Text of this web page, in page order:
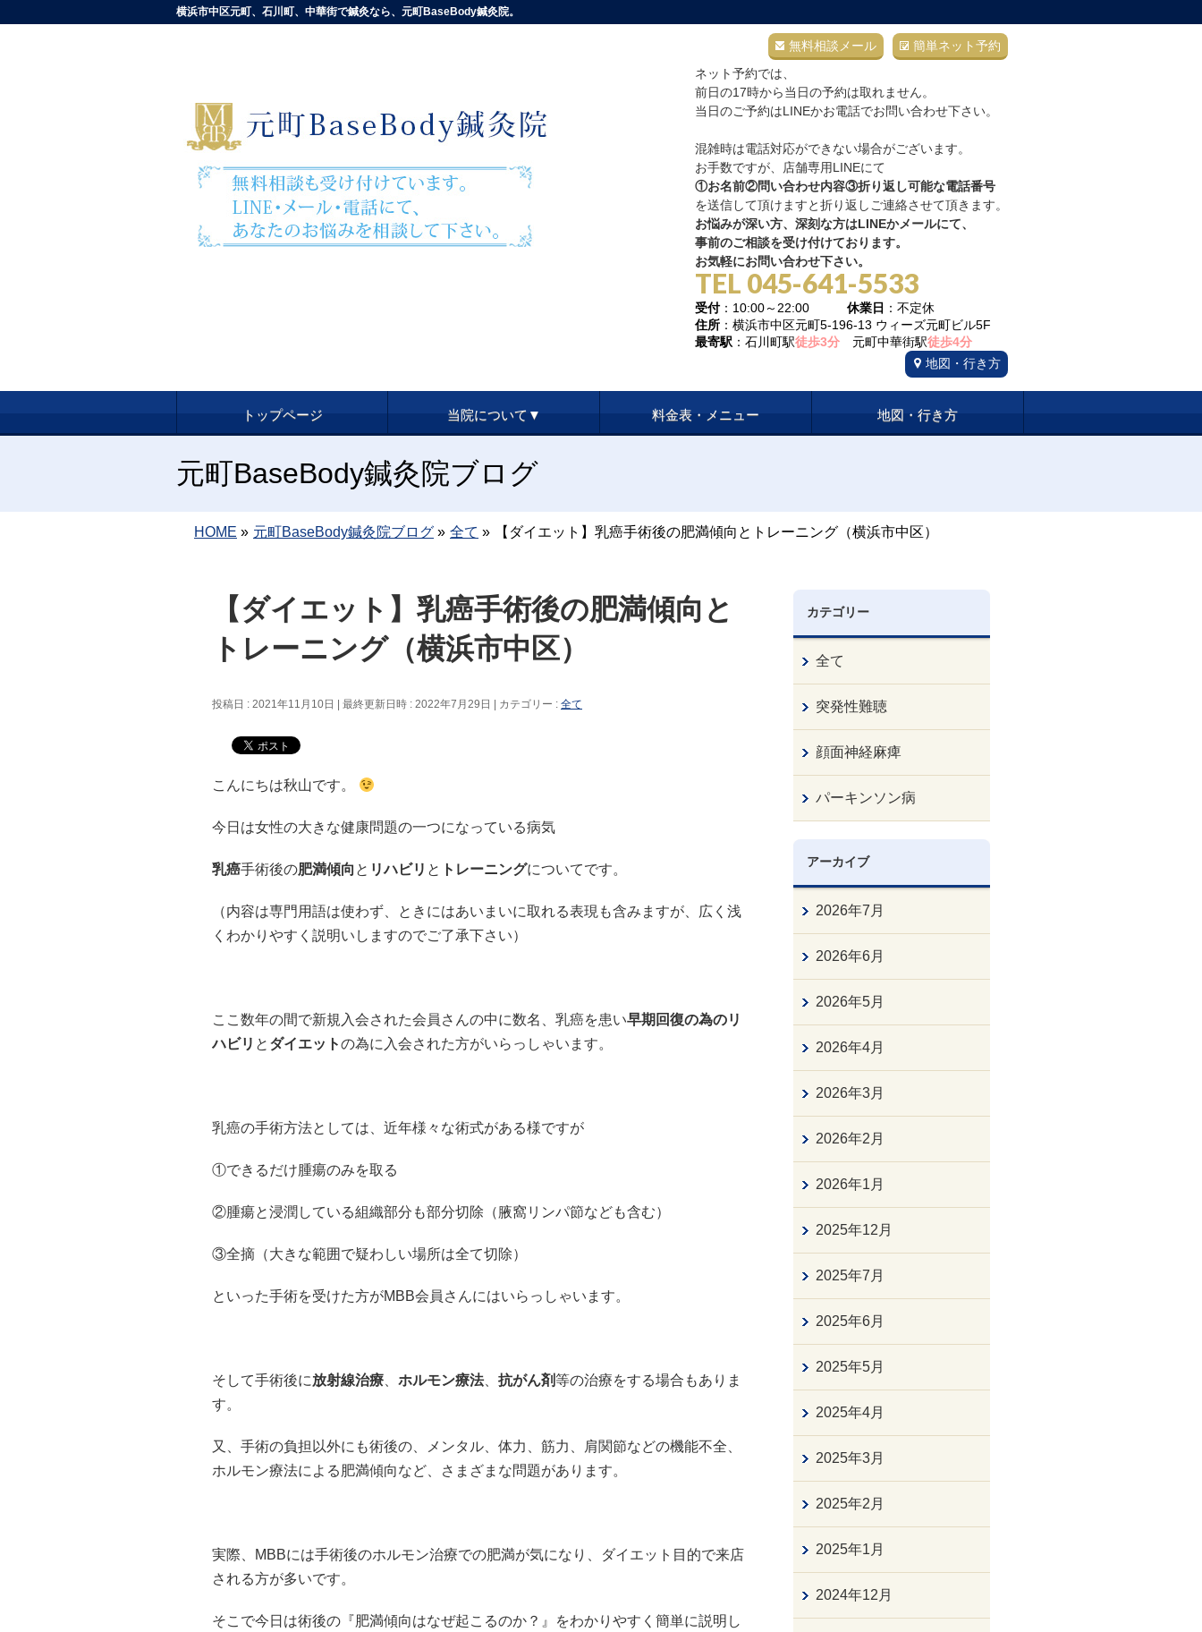
横浜市中区元町、石川町、中華街で鍼灸なら、元町BaseBody鍼灸院。
簡単ネット予約
無料相談メール
ネット予約では、
前日の17時から当日の予約は取れません。
当日のご予約はLINEかお電話でお問い合わせ下さい。
混雑時は電話対応ができない場合がございます。
お手数ですが、店舗専用LINEにて
①お名前②問い合わせ内容③折り返し可能な電話番号
を送信して頂けますと折り返しご連絡させて頂きます。
お悩みが深い方、深刻な方はLINEかメールにて、
事前のご相談を受け付けております。
お気軽にお問い合わせ下さい。
TEL 045-641-5533
受付：10:00～22:00 休業日 ：不定休
住所 ：横浜市中区元町5-196-13 ウィーズ元町ビル5F
最寄駅 ：石川町駅徒歩3分 元町中華街駅徒歩4分
地図・行き方
トップページ 当院について▼ 料金表・メニュー 地図・行き方
元町BaseBody鍼灸院ブログ
HOME » 元町BaseBody鍼灸院ブログ » 全て » 【ダイエット】乳癌手術後の肥満傾向とトレーニング（横浜市中区）
【ダイエット】乳癌手術後の肥満傾向と
トレーニング（横浜市中区）
投稿日 : 2021年11月10日 最終更新日時 : 2022年7月29日 カテゴリー : 全て
こんにちは秋山です。
今日は女性の大きな健康問題の一つになっている病気
乳癌手術後の肥満傾向 と リハビリ と トレーニングについてです。
（内容は専門用語は使わず、ときにはあいまいに取れる表現も含みますが、広く浅
くわかりやすく説明いしますのでご了承下さい）
ここ数年の間で新規入会された会員さんの中に数名、乳癌を患い早期回復の為のリ
ハビリ と ダイエットの為に入会された方がいらっしゃいます。
乳癌の手術方法としては、近年様々な術式がある様ですが
①できるだけ腫瘍のみを取る
②腫瘍と浸潤している組織部分も部分切除（腋窩リンパ節なども含む）
③全摘（大きな範囲で疑わしい場所は全て切除）
といった手術を受けた方がMBB会員さんにはいらっしゃいます。
そして手術後に放射線治療 ホルモン療法、 抗がん剤等の治療をする場合もありま
す。
又、手術の負担以外にも術後の、メンタル、体力、筋力、肩関節などの機能不全、
ホルモン療法による肥満傾向など、さまざまな問題があります。
実際、MBBには手術後のホルモン治療での肥満が気になり、ダイエット目的で来店
される方が多いです。
そこで今日は術後の『肥満傾向はなぜ起こるのか？』をわかりやすく簡単に説明し
カテゴリー
全て
突発性難聴
顔面神経麻痺
パーキンソン病
アーカイブ
2026年7月
2026年6月
2026年5月
2026年4月
2026年3月
2026年2月
2026年1月
2025年12月
2025年7月
2025年6月
2025年5月
2025年4月
2025年3月
2025年2月
2025年1月
2024年12月